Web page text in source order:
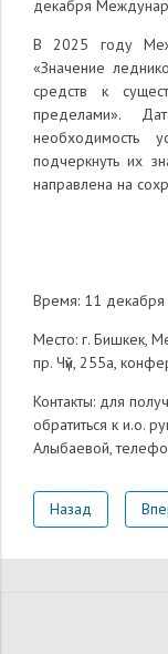
декабря
В 2025 году
«Значение
средств к
пределами».
необходимость
подчеркнуть их
направлена на
Время: 11
Место: г. Бишкек,
пр. Чүй, 255а,
Контакты: для
обратиться к и.о.
Алыбаевой,
Назад